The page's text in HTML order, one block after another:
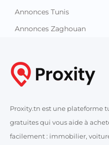
Annonces Tunis
Annonces Zaghouan
Proxity.tn est une plateforme
gratuites qui vous aide à
facilement : immobilier,